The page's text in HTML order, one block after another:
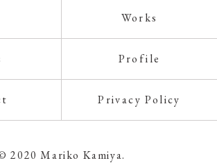
Works
Profile
Privacy Policy
2020 Mariko Kamiya.